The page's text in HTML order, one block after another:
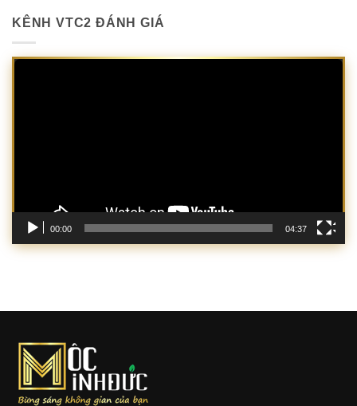
KÊNH VTC2 ĐÁNH GIÁ
Trình
00:00 04:37